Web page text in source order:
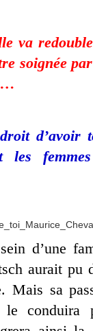
va
soignée
d’avoir
les
d’une
aurait pu
Mais sa
conduira